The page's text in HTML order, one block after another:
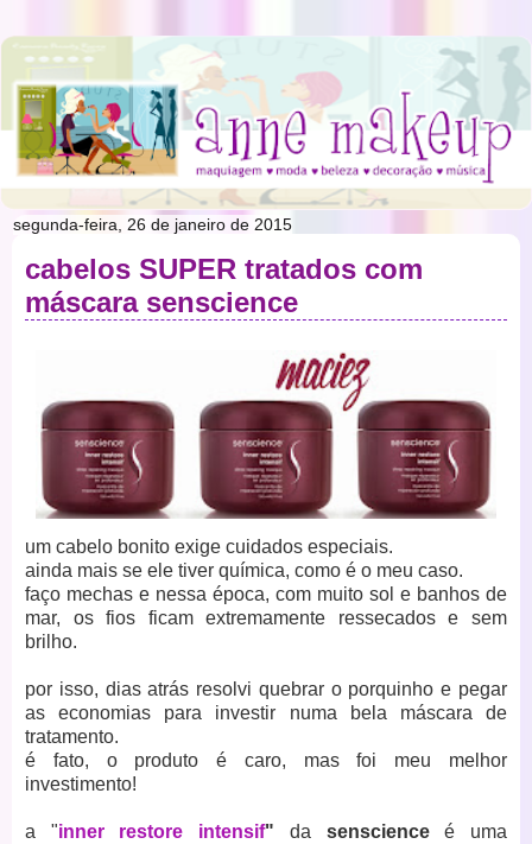
segunda-feira, 26 de janeiro de 2015
cabelos SUPER tratados com
máscara senscience
um cabelo bonito exige cuidados especiais.
ainda mais se ele tiver química, como é o meu caso.
faço mechas e nessa época, com muito sol e banhos de
mar, os fios ficam extremamente ressecados e sem
brilho.
por isso, dias atrás resolvi quebrar o porquinho e pegar
as economias para investir numa bela máscara de
tratamento.
é fato, o produto é caro, masfoi meu melhor
investimento!
a "inner restore intensif" da senscienceé uma